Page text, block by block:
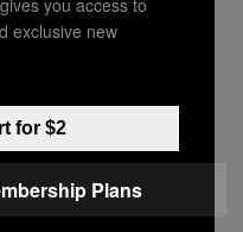
FIELDS
exclusive new
for $2
Plans